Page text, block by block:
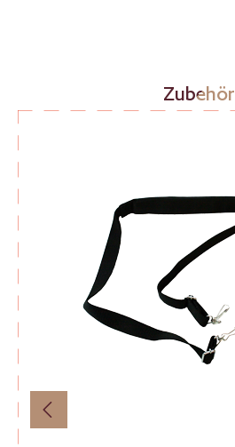
Produktgalerie überspringenZubehör